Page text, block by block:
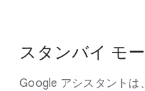
スタンバイ モ
Google アシスタントは